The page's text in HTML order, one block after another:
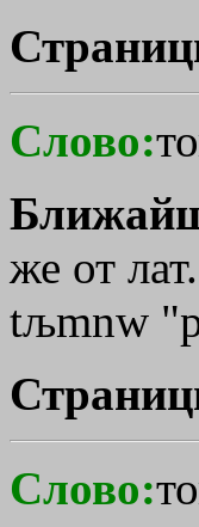
Слово:
же от
tљmnw
Слово: